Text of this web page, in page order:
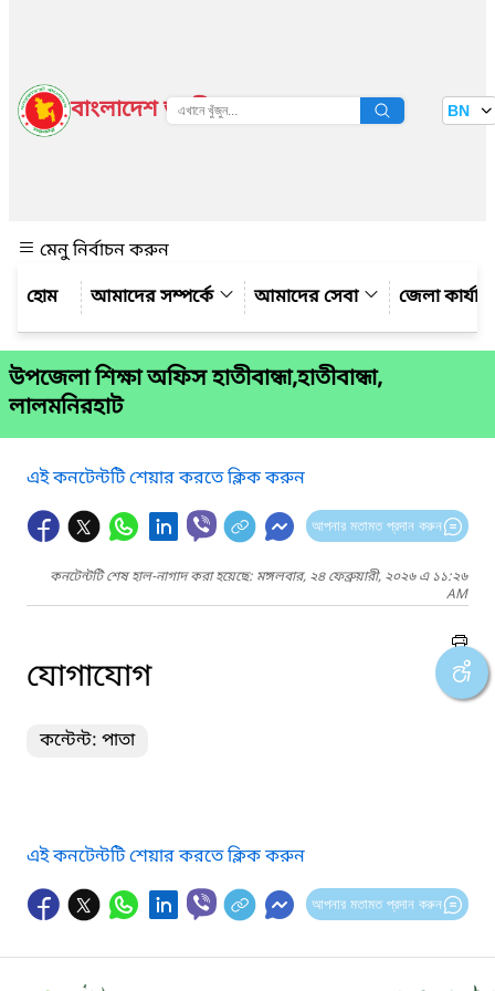
বাংলাদেশ জাতীয় তথ্য বাতায়ন BN
মেনু নির্বাচন করুন
আমাদের সম্পর্কে
আমাদের সেবা জেলা
উপজেলা শিক্ষা অফিস হাতীবান্ধা,হাতীবান্ধা,
লালমনিরহাট
এই কনটেন্টটি শেয়ার করতে ক্লিক করুন
আপনার মতামত প্রদান করুন
কনটেন্টটি শেষ হাল-নাগাদ করা হয়েছে: মঙ্গলবার, ২৪ ফেব্রুয়ারী, ২০২৬ এ ১১:২৬
AM
যোগাযোগ
কন্টেন্ট: পাতা
এই কনটেন্টটি শেয়ার করতে ক্লিক করুন
আপনার মতামত প্রদান করুন